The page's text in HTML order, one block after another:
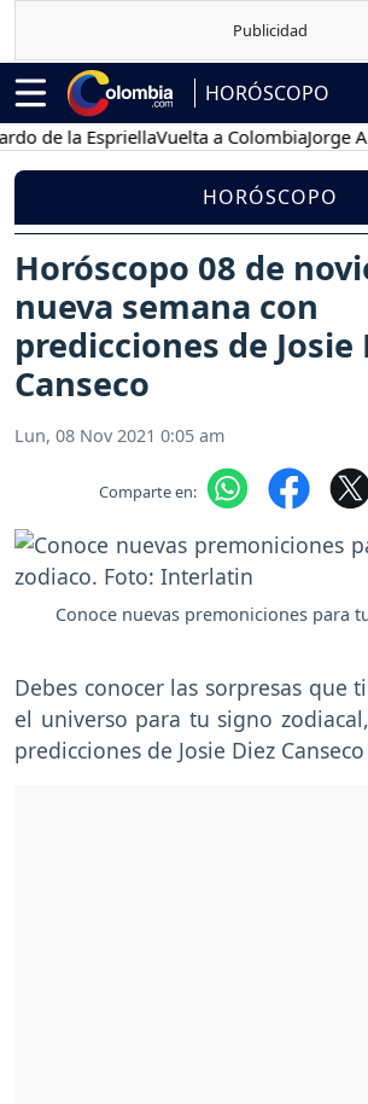
HORÓSCOPO
la EspriellaVuelta a ColombiaJorge Alfredo
HORÓSCOPO
Horóscopo 08 de
nueva semana con
predicciones de Josie
Canseco
Lun, 08 Nov 2021 0:05 am
Comparte en:
Conoce nuevas premoniciones para
Debes conocer las sorpresas que
el universo para tu signo
predicciones de Josie Diez Canseco